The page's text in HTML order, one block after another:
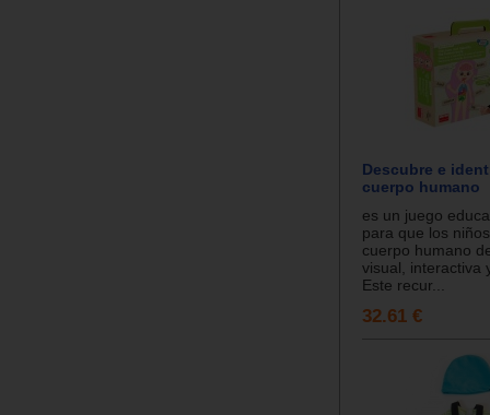
Descubre e
cuerpo humano
es un juego
para que los
cuerpo humano
visual, interactiva
Este recur...
32.61 €